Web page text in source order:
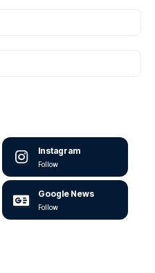
Instagram
Follow
Google News
Follow